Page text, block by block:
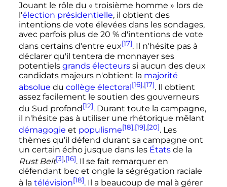
Jouant le rôle du « troisième homme » lors de
l'élection présidentielle, il obtient des
intentions de vote élevées dans les sondages,
avec parfois plus de 20 % d'intentions de vote
dans certains d'entre eux[17]. Il n'hésite pas à
déclarer qu'il tentera de monnayer ses
potentiels grands électeurssi aucun des deux
candidats majeurs n'obtient la majorité
absolue du collège électoral[16],[17]. Il obtient
assez facilement le soutien des gouverneurs
du Sud profond[12]. Durant toute la campagne,
il n'hésite pas à utiliser une rhétorique mêlant
démagogie et populisme[18],[19],[20]. Les
thèmes qu'il défend durant sa campagne ont
un certain écho jusque dans les Étatsde la
Rust Belt[3],[16]. Il se fait remarquer en
défendant bec et ongle la ségrégation raciale
à la télévision[18]. Il a beaucoup de mal à gérer